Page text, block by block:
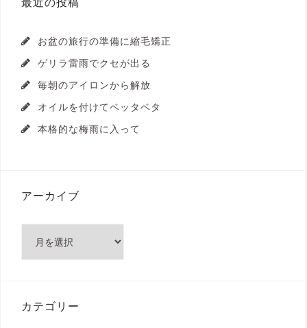
最近の投稿
お盆の旅行の準備に縮毛矯正
ゲリラ雷雨でクセが出る
毎朝のアイロンから解放
オイルを付けてベッタベタ
本格的な梅雨に入って
アーカイブ
ブ
カテゴリー